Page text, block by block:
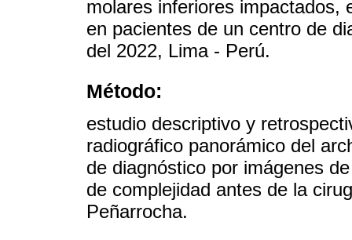
molares inferiores impactados,
en pacientes de un centro de
del 2022, Lima - Perú.
Método:
estudio descriptivo y
radiográfico panorámico del
de diagnóstico por imágenes
de complejidad antes de la
Peñarrocha.